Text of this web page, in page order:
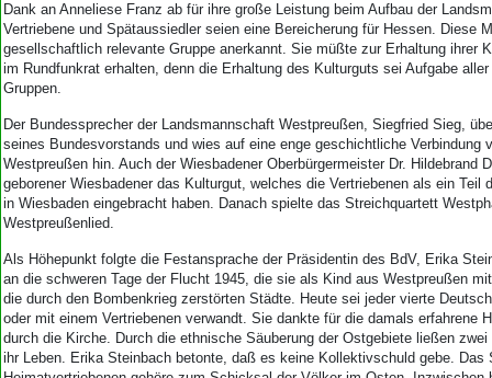
Dank an Anneliese Franz ab für ihre große Leistung beim Aufbau der
Vertriebene und Spätaussiedler seien eine Bereicherung für Hessen. Diese
gesellschaftlich relevante Gruppe anerkannt. Sie müßte zur Erhaltung ihrer
im Rundfunkrat erhalten, denn die Erhaltung des Kulturguts sei Aufgabe
Gruppen.
Der Bundessprecher der Landsmannschaft Westpreußen, Siegfried Sieg,
seines Bundesvorstands und wies auf eine enge geschichtliche Verbindung
Westpreußen hin. Auch der Wiesbadener Oberbürgermeister Dr. Hildebrand
geborener Wiesbadener das Kulturgut, welches die Vertriebenen als ein Teil
in Wiesbaden eingebracht haben. Danach spielte das Streichquartett
Westpreußenlied.
Als Höhepunkt folgte die Festansprache der Präsidentin des BdV, Erika
an die schweren Tage der Flucht 1945, die sie als Kind aus Westpreußen
die durch den Bombenkrieg zerstörten Städte. Heute sei jeder vierte
oder mit einem Vertriebenen verwandt. Sie dankte für die damals erfahrene
durch die Kirche. Durch die ethnische Säuberung der Ostgebiete ließen
ihr Leben. Erika Steinbach betonte, daß es keine Kollektivschuld gebe. Das